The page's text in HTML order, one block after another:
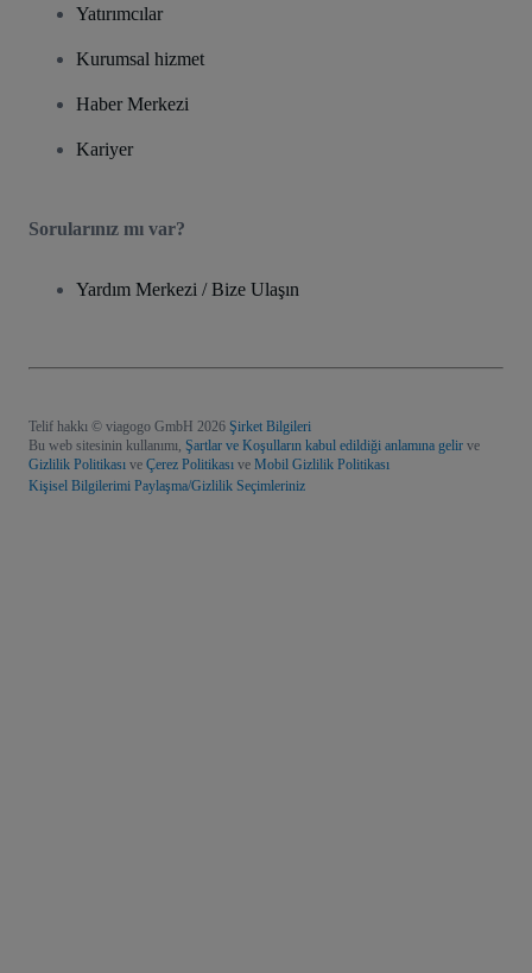
Yatırımcılar
Kurumsal hizmet
Haber Merkezi
Kariyer
Sorularınız mı var?
Yardım Merkezi / Bize Ulaşın
Telif hakkı © viagogo GmbH 2026 Şirket Bilgileri
Bu web sitesinin kullanımı, Şartlar ve Koşulların kabul edildiği anlamına gelir ve
Gizlilik Politikası ve Çerez Politikası ve Mobil Gizlilik Politikası
Kişisel Bilgilerimi Paylaşma/Gizlilik Seçimleriniz